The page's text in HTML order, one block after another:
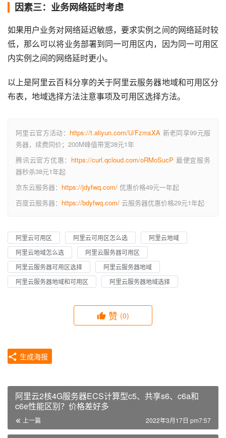
因素三：业务网络延时考虑
如果用户业务对网络延迟敏感，要求实例之间的网络延时较
低，那么可以将业务部署到同一可用区内，因为同一可用区
内实例之间的网络延时更小。
以上是阿里云百科分享的关于阿里云服务器地域和可用区分
布表，地域选择方法注意事项及可用区选择方法。
阿里云官方活动： https://t.aliyun.com/U/FzmsXA 新老同享99元服
务器，续费同价；200M峰值带宽38元1年
腾讯云官方优惠： https://curl.qcloud.com/oRMoSucP 最便宜服务
器秒杀38元1年起
京东云服务器： https://jdyfwq.com/ 优惠价格49元一年起
百度云服务器： https://bdyfwq.com/ 云服务器优惠价格29元1年起
阿里云可用区 阿里云可用区怎么选
阿里云地域
阿里云地域怎么选
阿里云服务器可用区
阿里云服务器可用区选择
阿里云服务器地域
阿里云服务器地域和可用区
阿里云服务器地域选择
赞 (0)
生成海报
阿里云2核4G服务器ECS计算型c5、共享s6、c6a和
c6e性能区别？价格差好多
上一篇 2022年3月17日 pm7:57